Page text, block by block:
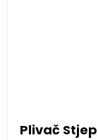
Plivač